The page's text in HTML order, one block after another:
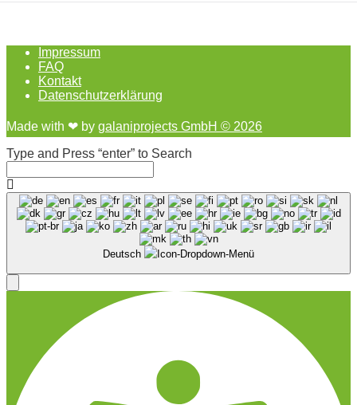
Impressum
FAQ
Kontakt
Datenschutzerklärung
Made with ❤︎ by galaniprojects GmbH © 2026
Type and Press “enter” to Search
Deutsch